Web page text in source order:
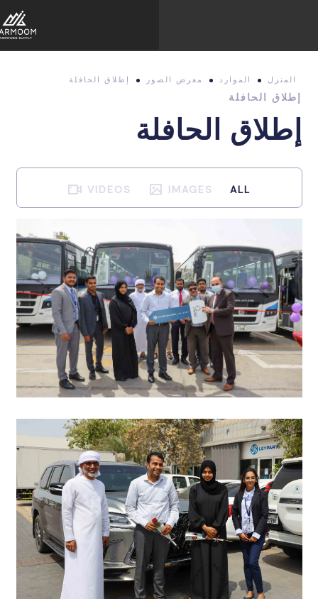
المنزل الموارد معرض الصور إطلاق الحافلة
إطلاق الحافلة
إطلاق الحافلة
ALL
IMAGES
VIDEOS